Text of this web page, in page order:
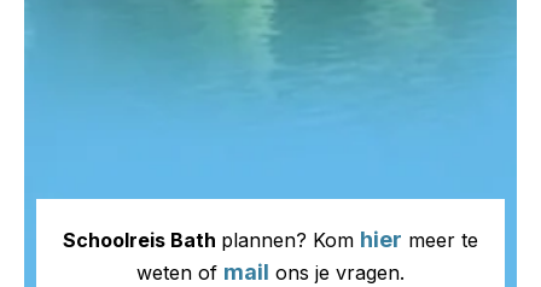
Schoolreis Bath plannen? Kom hier meer te
weten of mail ons je vragen.